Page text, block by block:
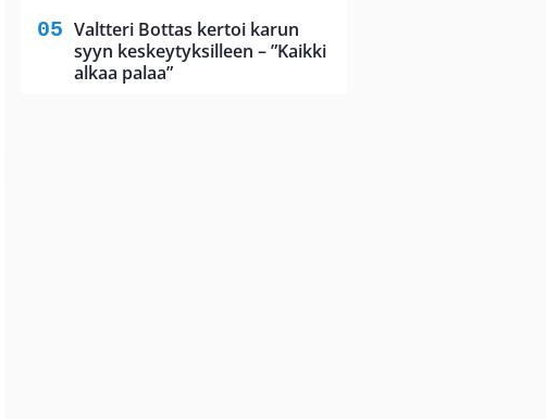
Valtteri Bottas kertoi karun
syyn keskeytyksilleen – ”Kaikki
alkaa palaa”